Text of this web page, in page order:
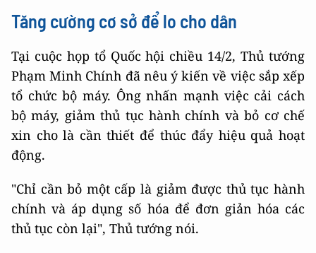
Tăng cường cơ sở để lo cho dân
Tại cuộc họp tổ Quốc hội chiều 14/2, Thủ tướng
Phạm Minh Chính đã nêu ý kiến về việc sắp xếp
tổ chức bộ máy. Ông nhấn mạnh việc cải cách
bộ máy, giảm thủ tục hành chính và bỏ cơ chế
xin cho là cần thiết để thúc đẩy hiệu quả hoạt
động.
"Chỉ cần bỏ một cấp là giảm được thủ tục hành
chính và áp dụng số hóa để đơn giản hóa các
thủ tục còn lại", Thủ tướng nói.